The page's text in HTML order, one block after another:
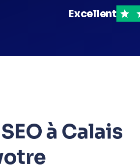
Excellent
à Calais